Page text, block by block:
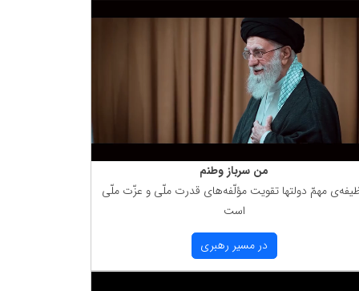
من سرباز وطنم
مهمّ دولتها تقویت مؤلّفه‌های قدرت ملّی و عزّت ملّی
است
در مسیر رهبری